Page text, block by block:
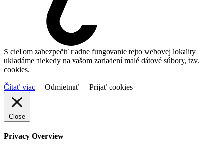
S cieľom zabezpečiť riadne fungovanie tejto webovej lokality
ukladáme niekedy na vašom zariadení malé dátové súbory, tzv.
cookies.
Čítať viac Odmietnuť Prijať cookies
Close
Privacy Overview